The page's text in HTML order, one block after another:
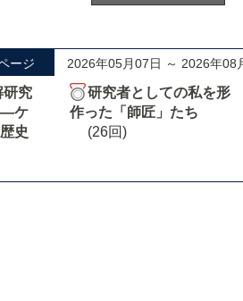
ージ 2026年05月07日 ～ 2026年08
研究
―ケ
史
研究者としての私を形
作った「師匠」たち
(26回)